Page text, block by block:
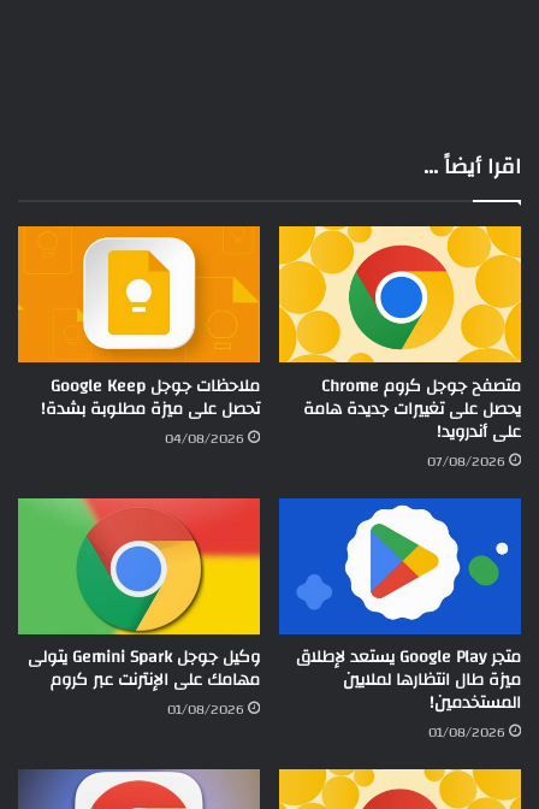
اقرا أيضاً ...
متصفح جوجل كروم Chrome
يحصل على تغييرات جديدة هامة
على أندرويد!
07/08/2026
ملاحظات جوجل Google Keep
تحصل على ميزة مطلوبة بشدة!
04/08/2026
متجر Google Play يستعد لإطلاق
ميزة طال انتظارها لملايين
المستخدمين!
01/08/2026
وكيل جوجل Gemini Spark يتولى
مهامك على الإنترنت عبر كروم
01/08/2026